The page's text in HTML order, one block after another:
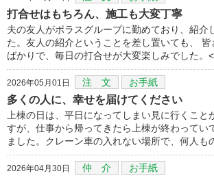
打合せはもちろん、施工も大変丁寧
夫の友人がポラスグループに勤めており、紹介
た。友人の紹介ということを差し置いても、
ばかりで、毎日の打合せが大変楽しみでした。
2026年05月01日 注 文 お手紙
多くの人に、幸せを届けてください
上棟の日は、平日になってしまい見に行くこと
すが、仕事から帰ってきたら上棟が終わってい
ました。クレーン車の入れない場所で、何人も
2026年04月30日 仲 介 お手紙